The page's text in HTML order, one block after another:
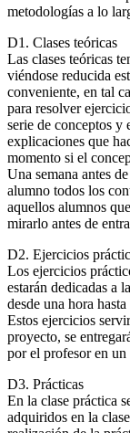
metodologías a lo
D1. Clases teóricas
Las clases teóricas
viéndose reducida
conveniente, en tal
para resolver
serie de conceptos y
explicaciones que
momento si el
Una semana antes
alumno todos los
aquellos alumnos
mirarlo antes de
D2. Ejercicios
Los ejercicios
estarán dedicadas a
desde una hora
Estos ejercicios
proyecto, se
por el profesor en
D3. Prácticas
En la clase práctica
adquiridos en la